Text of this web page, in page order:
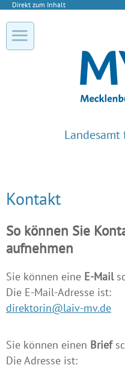
Direkt zum Inhalt
Kontakt
So können Sie
aufnehmen
Sie können eine E-Mail
Die E-Mail-Adresse ist:
direktorin@laiv-mv.de
Sie können einen Brief
Die Adresse ist: